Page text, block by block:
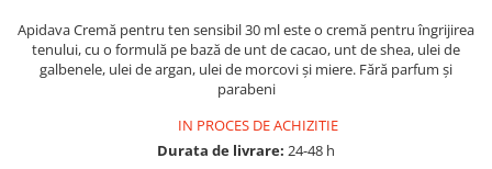
Supliment Calciu
Supliment Complexe
Supliment Magneziu
Apidava Cremă pentru ten sensibil 30 ml este o cremă pentru îngrijirea
tenului, cu o formulă pe bază de unt de cacao, unt de shea, ulei de
galbenele, ulei de argan, ulei de morcovi și miere. Fără parfum și
parabeni
IN PROCES DE ACHIZITIE
Durata de livrare: 24-48 h